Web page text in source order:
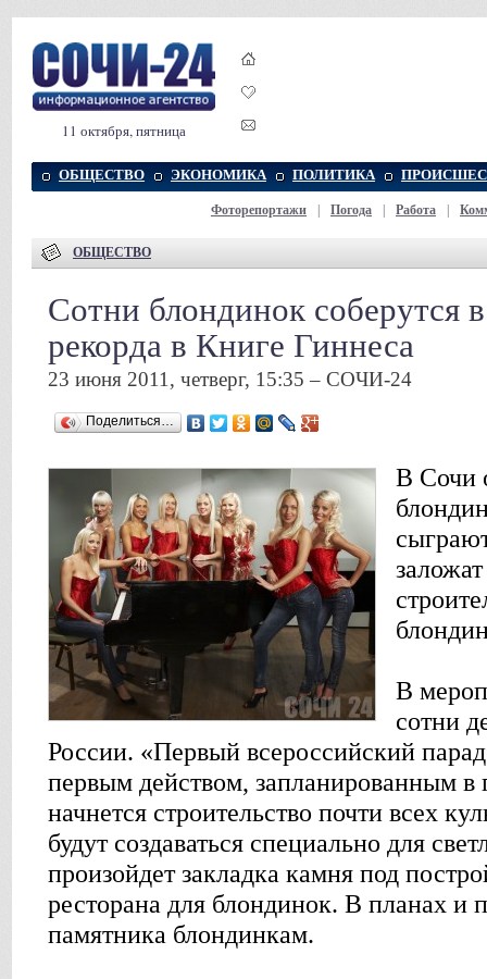
11 октября, пятница
ОБЩЕСТВО ЭКОНОМИКА ПОЛИТИКА
Фоторепортажи Погода Работа
ОБЩЕСТВО
Сотни блондинок соберутся
рекорда в Книге Гиннеса
23 июня 2011, четверг, 15:35 – СОЧИ-24
Поделиться…
В Сочи
В
сотни
России. «Первый всероссийский
первым действом, запланированным в
начнется строительство почти всех
будут создаваться специально для
произойдет закладка камня под
ресторана для блондинок. В планах и
памятника блондинкам.